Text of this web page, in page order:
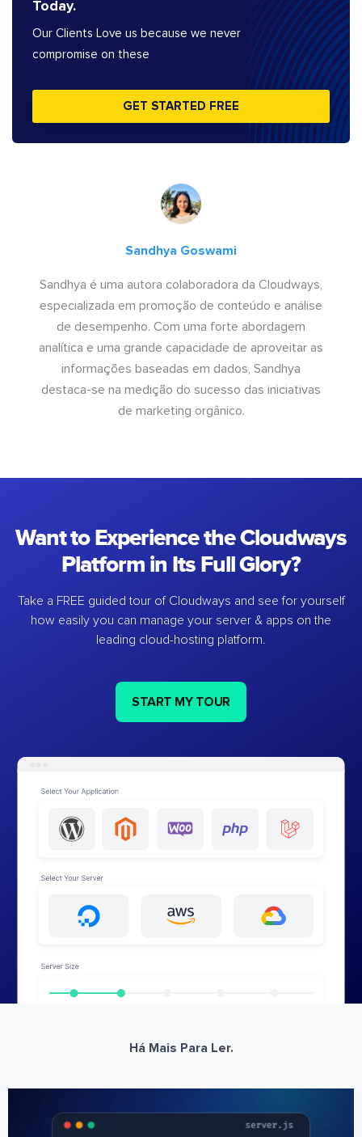
Today.
Our Clients Love us because we never
compromise on these
GET STARTED FREE
Sandhya Goswami
Sandhya é uma autora colaboradora da Cloudways,
especializada em promoção de conteúdo e análise
de desempenho. Com uma forte abordagem
analítica e uma grande capacidade de aproveitar as
informações baseadas em dados, Sandhya
destaca-se na medição do sucesso das iniciativas
de marketing orgânico.
Want to Experience the Cloudways
Platform in Its Full Glory?
Take a FREE guided tour of Cloudways and see for yourself
how easily you can manage your server & apps on the
leading cloud-hosting platform.
START MY TOUR
Há Mais Para Ler.